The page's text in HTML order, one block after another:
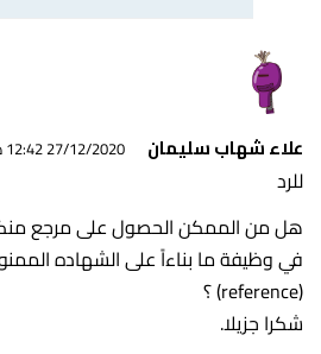
علاء شهاب سليمان 27/12/2020 12:42 ص
للرد
هل من الممكن الحصول على مرجع
في وظيفة ما بناءاً على الشهاده
(reference) ؟
شكرا جزيلا.